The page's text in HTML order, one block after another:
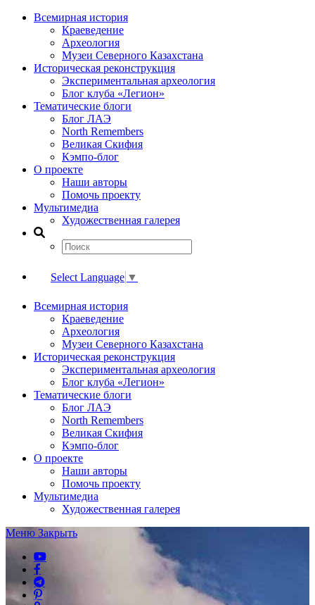
Всемирная история
Краеведение
Археология
Музеи Северного Казахстана
Историческая реконструкция
Экспериментальная археология
Блог клуба «Легион»
Тематические блоги
Блог ЛАЭ
North Remembers
Великая Скифия
Кэмпо-блог
О проекте
Наши авторы
Помочь проекту
Мультимедиа
Художественная галерея
Select Language ▼
Всемирная история
Краеведение
Археология
Музеи Северного Казахстана
Историческая реконструкция
Экспериментальная археология
Блог клуба «Легион»
Тематические блоги
Блог ЛАЭ
North Remembers
Великая Скифия
Кэмпо-блог
О проекте
Наши авторы
Помочь проекту
Мультимедиа
Художественная галерея
Меню Закрыть